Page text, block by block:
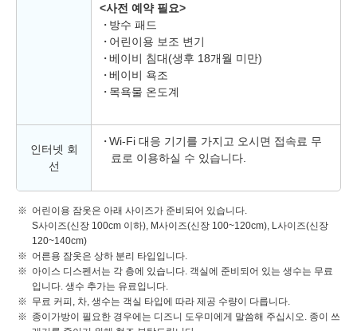
<사전 예약 필요>
방수 패드
어린이용 보조 변기
베이비 침대(생후 18개월 미만)
베이비 욕조
목욕물 온도계
인터넷 회
선
Wi-Fi 대응 기기를 가지고 오시면 접속료 무
료로 이용하실 수 있습니다.
어린이용 잠옷은 아래 사이즈가 준비되어 있습니다.
S사이즈(신장 100cm 이하), M사이즈(신장 100~120cm), L사이즈(신장
120~140cm)
어른용 잠옷은 상하 분리 타입입니다.
아이스 디스펜서는 각 층에 있습니다. 객실에 준비되어 있는 생수는 무료
입니다. 생수 추가는 유료입니다.
무료 커피, 차, 생수는 객실 타입에 따라 제공 수량이 다릅니다.
종이가방이 필요한 경우에는 디즈니 도우미에게 말씀해 주십시오. 종이 쓰